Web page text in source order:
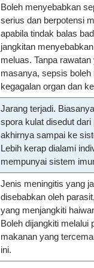
Boleh menyebabkan
serius dan berpotensi
apabila tindak balas
jangkitan
meluas. Tanpa
masanya, sepsis boleh
kegagalan organ dan
Jarang terjadi.
spora kulat disedut dari
akhirnya sampai ke
Lebih kerap dialami
mempunyai sistem
Jenis meningitis yang
disebabkan oleh
yang menjangkiti
Boleh dijangkiti melalui
makanan yang
ini.